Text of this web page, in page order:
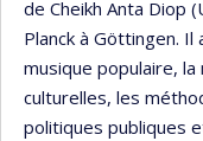
de Cheikh Anta Diop
Planck à Göttingen.
musique populaire,
culturelles, les
politiques publiques